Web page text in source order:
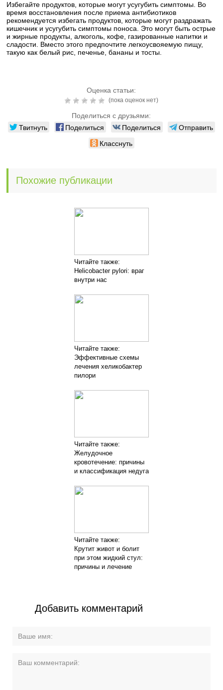
Избегайте продуктов, которые могут усугубить симптомы. Во
время восстановления после приема антибиотиков
рекомендуется избегать продуктов, которые могут раздражать
кишечник и усугубить симптомы поноса. Это могут быть острые
и жирные продукты, алкоголь, кофе, газированные напитки и
сладости. Вместо этого предпочтите легкоусвояемую пищу,
такую как белый рис, печенье, бананы и тосты.
Оценка статьи:
(пока оценок нет)
Поделиться с друзьями:
Твитнуть Поделиться Поделиться
Отправить
Класснуть
Похожие публикации
Читайте также:
Helicobacter pylori: враг
внутри нас
Читайте также:
Эффективные схемы
лечения хеликобактер
пилори
Читайте также:
Желудочное
кровотечение: причины
и классификация недуга
Читайте также:
Крутит живот и болит
при этом жидкий стул:
причины и лечение
Добавить комментарий